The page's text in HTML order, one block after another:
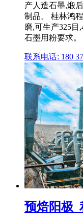
产人造石墨,煅
制品。 桂林鸿
磨,可生产325目
石墨用粉要求。
联系电话: 180
预焙阳极